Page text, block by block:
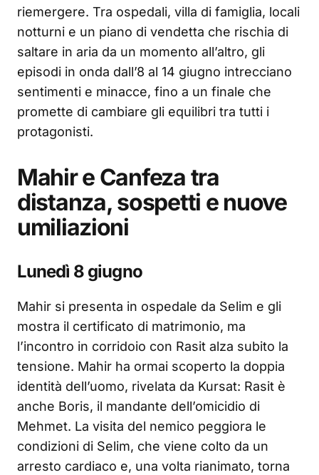
riemergere. Tra ospedali, villa di famiglia, locali
notturni e un piano di vendetta che rischia di
saltare in aria da un momento all’altro, gli
episodi in onda dall’8 al 14 giugno intrecciano
sentimenti e minacce, fino a un finale che
promette di cambiare gli equilibri tra tutti i
protagonisti.
Mahir e Canfeza tra
distanza, sospetti e nuove
umiliazioni
Lunedì 8 giugno
Mahir si presenta in ospedale da Selim e gli
mostra il certificato di matrimonio, ma
l’incontro in corridoio con Rasit alza subito la
tensione. Mahir ha ormai scoperto la doppia
identità dell’uomo, rivelata da Kursat: Rasit è
anche Boris, il mandante dell’omicidio di
Mehmet. La visita del nemico peggiora le
condizioni di Selim, che viene colto da un
arresto cardiaco e, una volta rianimato, torna